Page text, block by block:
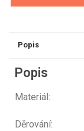
Popis
Popis
Materiál: